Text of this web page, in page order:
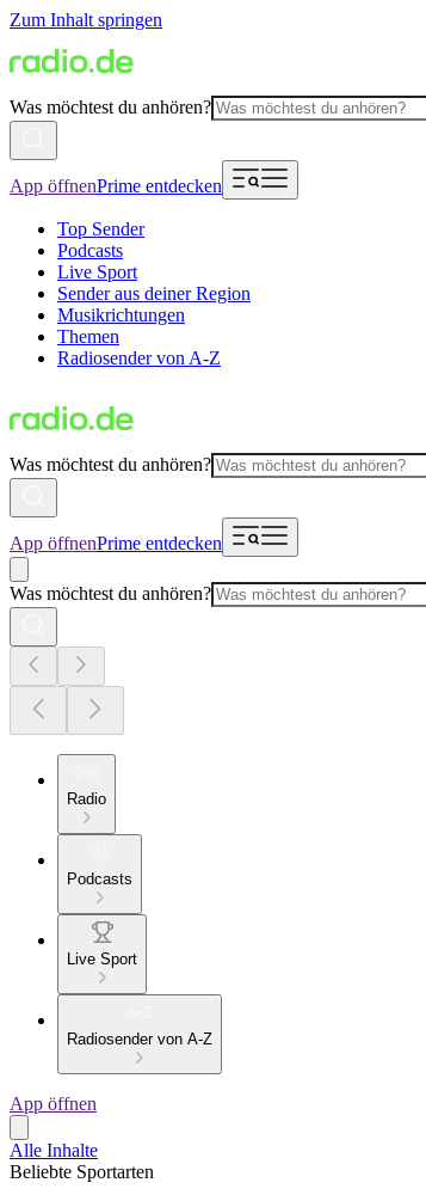
Zum Inhalt springen
Was möchtest du anhören?
App öffnenPrime entdecken
Top Sender
Podcasts
Live Sport
Sender aus deiner Region
Musikrichtungen
Themen
Radiosender von A-Z
Was möchtest du anhören?
App öffnenPrime entdecken
Was möchtest du anhören?
Radio
Podcasts
Live Sport
Radiosender von A-Z
App öffnen
Alle Inhalte
Beliebte Sportarten